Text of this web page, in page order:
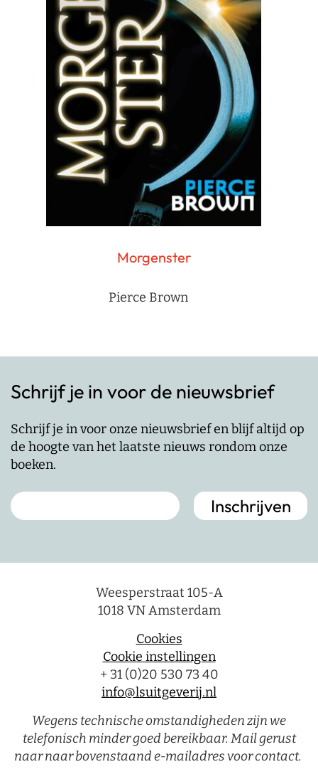
Morgenster
Pierce Brown
Schrijf je in voor de nieuwsbrief
Schrijf je in voor onze nieuwsbrief en blijf altijd op
de hoogte van het laatste nieuws rondom onze
boeken.
Weesperstraat 105-A
1018 VN Amsterdam
Cookies
Cookie instellingen
+ 31 (0)20 530 73 40
info@lsuitgeverij.nl
Wegens technische omstandigheden zijn we
telefonisch minder goed bereikbaar. Mail gerust
naar naar bovenstaand e-mailadres voor contact.